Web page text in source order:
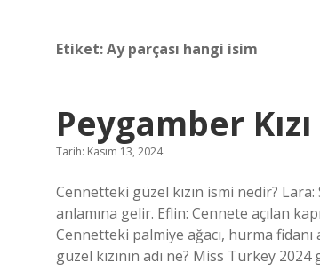
Etiket:Ay parçası hangi isim
Peygamber
Tarih: Kasım 13, 2024
Cennetteki güzel kızın ismi nedir?
anlamına gelir. Eflin: Cennete açılan
Cennetteki palmiye ağacı, hurma
güzel kızının adı ne? Miss Turkey